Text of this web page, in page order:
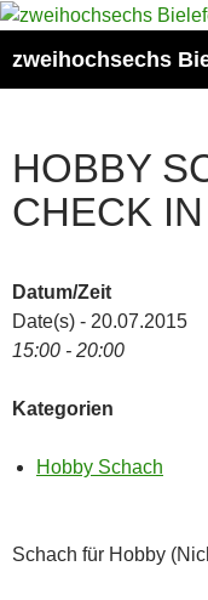
Zum
springen
zweihochsechs
HOBBY
CHECK IN
Datum/Zeit
Date(s) - 20.07.2015
15:00 - 20:00
Kategorien
Hobby Schach
Schach für Hobby